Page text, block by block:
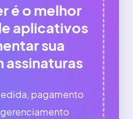
é o melhor
aplicativos
sua
assinaturas
pagamento